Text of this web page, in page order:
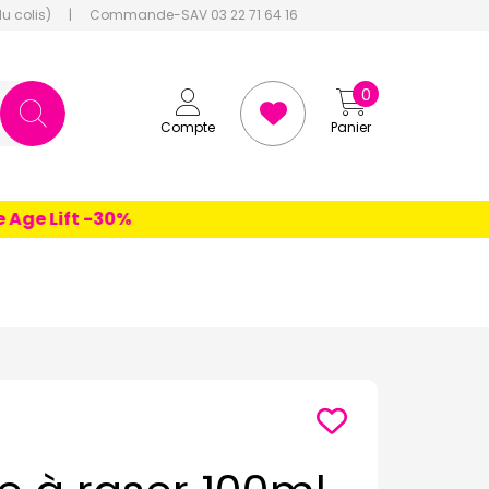
colis) | Commande-SAV 03 22 71 64 16
Compte Panier
0
Lift -30%